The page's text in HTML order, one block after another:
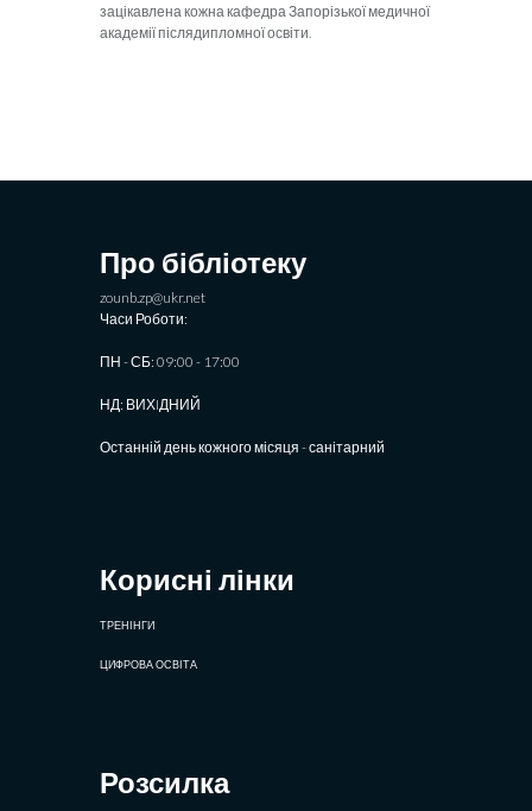
зацікавлена ​​кожна кафедра Запорізької медичної
академії післядипломної освіти.
Про бібліотеку
zounb.zp@ukr.net
Часи Роботи:
ПН - СБ: 09:00 - 17:00
НД: ВИХIДНИЙ
Останній день кожного місяця - санітарний
Корисні лінки
ТРЕНІНГИ
ЦИФРОВА ОСВІТА
Розсилка